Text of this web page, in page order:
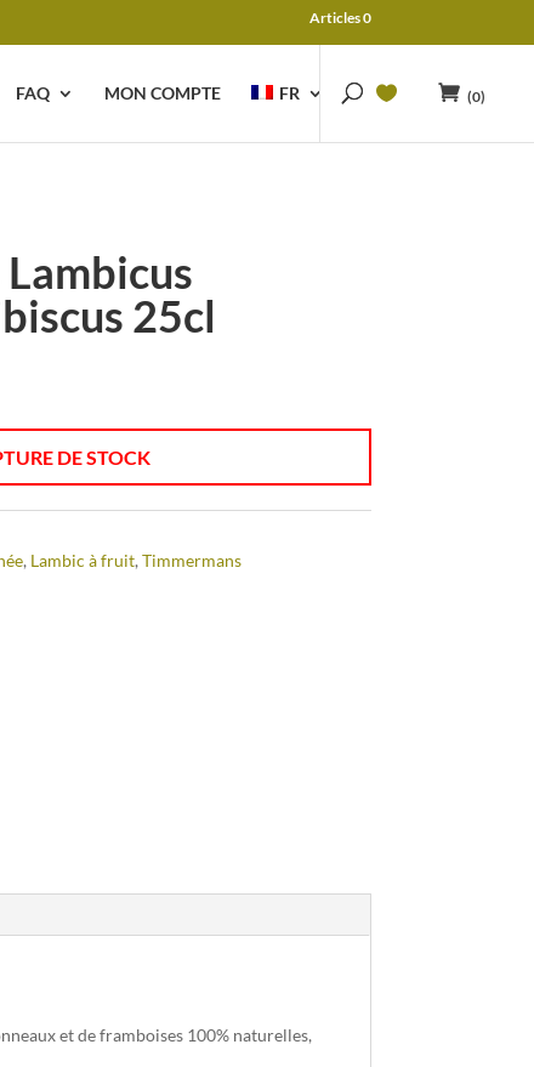
Articles 0
FAQ MON COMPTE FR (0)
25cl
DE STOCK
, Lambic à fruit, Timmermans
et de framboises 100% naturelles,